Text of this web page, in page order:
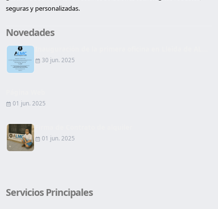
seguras y personalizadas.
Novedades
30 jun. 2025
01 jun. 2025
01 jun. 2025
Servicios Principales